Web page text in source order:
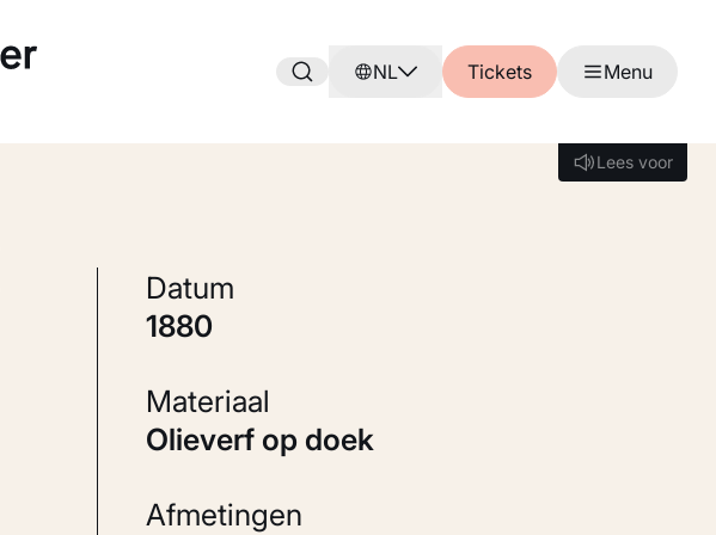
NL Tickets Menu
Lees voor
Lees voor
Datum
1880
Materiaal
Olieverf op doek
Afmetingen